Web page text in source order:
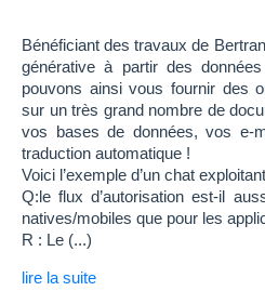
Bénéficiant des travaux de
générative à partir des
pouvons ainsi vous fournir des
sur un très grand nombre de
vos bases de données, vos e-
traduction automatique !
Voici l’exemple d’un chat
Q:le flux d’autorisation est-il
natives/mobiles que pour les
R : Le (...)
lire la suite